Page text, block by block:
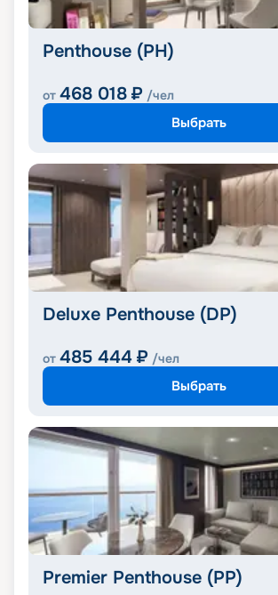
Penthouse (PH)
от 468 018 ₽ /чел
Выбрать
Deluxe Penthouse (DP)
от 485 444 ₽ /чел
Выбрать
Premier Penthouse (PP)